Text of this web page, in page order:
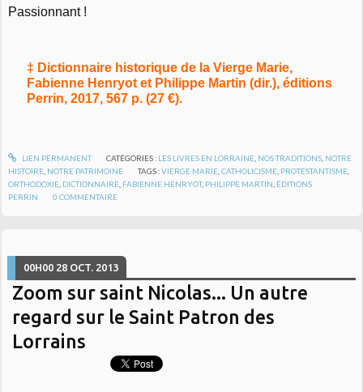
Passionnant !
‡ Dictionnaire historique de la Vierge Marie,
Fabienne Henryot et Philippe Martin (dir.), éditions
Perrin, 2017, 567 p. (27 €).
LIEN PERMANENT CATÉGORIES : LES LIVRES EN LORRAINE, NOS TRADITIONS, NOTRE
HISTOIRE NOTRE PATRIMOINE TAGS :VIERGE MARIE ,CATHOLICISME PROTESTANTISME
ORTHODOXIE DICTIONNAIRE FABIENNE HENRYOT, PHILIPPE MARTIN ÉDITIONS
PERRIN
0 COMMENTAIRE
00H00 28 OCT. 2013
Zoom sur saint Nicolas... Un autre
regard sur le Saint Patron des
Lorrains